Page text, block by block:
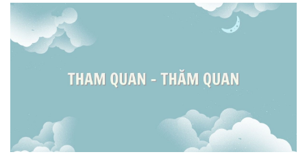
Cổ mỹ từ
Học từ dân gian
Ngòi bút người xưa
Học Viết Chữ
Sự Kiện Chữ